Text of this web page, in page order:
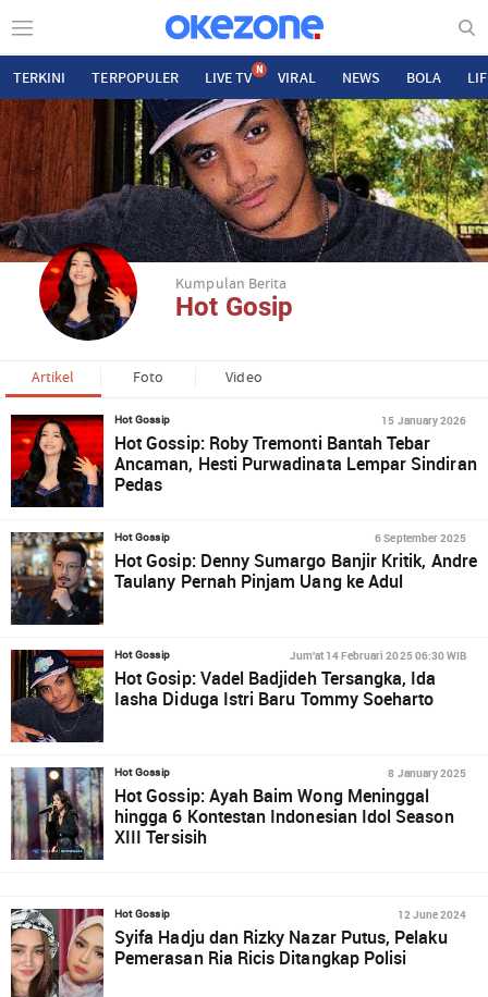
TERKINI TERPOPULER LIVE TV N VIRAL NEWS BOLA
Kumpulan Berita
Hot Gosip
Artikel Foto Video
Hot Gossip 15 January 2026
Hot Gossip: Roby Tremonti Bantah Tebar
Ancaman, Hesti Purwadinata Lempar Sindiran
Pedas
Hot Gossip 6 September 2025
Hot Gosip: Denny Sumargo Banjir Kritik, Andre
Taulany Pernah Pinjam Uang ke Adul
Hot Gossip Jum'at 14 Februari 2025 06:30 WIB
Hot Gosip: Vadel Badjideh Tersangka, Ida
Iasha Diduga Istri Baru Tommy Soeharto
Hot Gossip 8 January 2025
Hot Gossip: Ayah Baim Wong Meninggal
hingga 6 Kontestan Indonesian Idol Season
XIII Tersisih
Hot Gossip 12 June 2024
Syifa Hadju dan Rizky Nazar Putus, Pelaku
Pemerasan Ria Ricis Ditangkap Polisi